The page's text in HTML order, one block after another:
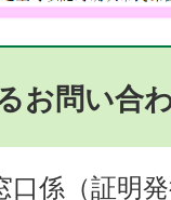
お問い合
口係（証明